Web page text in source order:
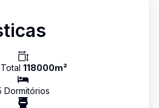
118000m²
Dormitórios